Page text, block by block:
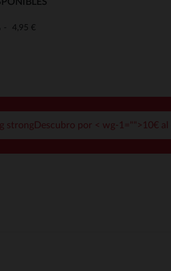
de privacidad, garantizando el
4,95 €
strongDescubro por < wg-1="">10€ al